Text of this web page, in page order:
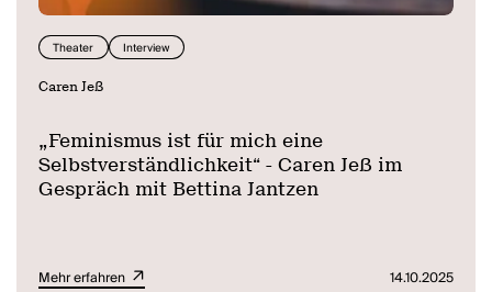
Theater Interview
Caren Jeß
„Feminismus ist für mich eine
Selbstverständlichkeit“ - Caren Jeß im
Gespräch mit Bettina Jantzen
Mehr erfahren 14.10.2025